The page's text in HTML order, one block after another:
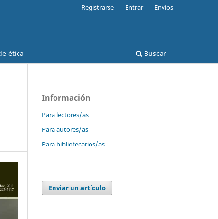
ética Buscar
Registrarse Entrar Envíos
Información
Para lectores/as
Para autores/as
Para bibliotecarios/as
Enviar un artículo